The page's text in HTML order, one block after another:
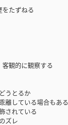
たずねる
観的に観察する
うとるか
離している場合もある
されている
ズレ